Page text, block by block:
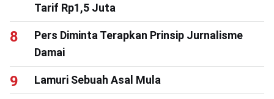
Tarif Rp1,5 Juta
Pers Diminta Terapkan Prinsip Jurnalisme
Damai
Lamuri Sebuah Asal Mula